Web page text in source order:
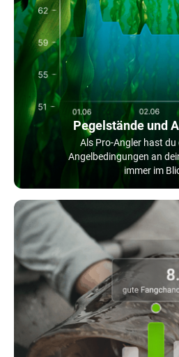
Pegelstände und
Als Pro-Angler hast du
Angelbedingungen an
immer im